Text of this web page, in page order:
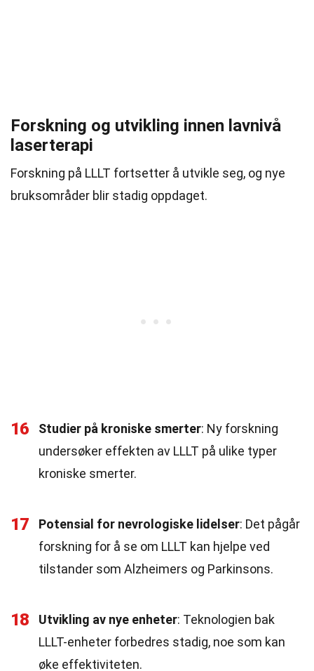
Forskning og utvikling innen lavnivå
laserterapi
Forskning på LLLT fortsetter å utvikle seg, og nye
bruksområder blir stadig oppdaget.
16 Studier på kroniske smerter: Ny forskning
undersøker effekten av LLLT på ulike typer
kroniske smerter.
17 Potensial for nevrologiske lidelser: Det pågår
forskning for å se om LLLT kan hjelpe ved
tilstander som Alzheimers og Parkinsons.
18 Utvikling av nye enheter: Teknologien bak
LLLT-enheter forbedres stadig, noe som kan
øke effektiviteten.